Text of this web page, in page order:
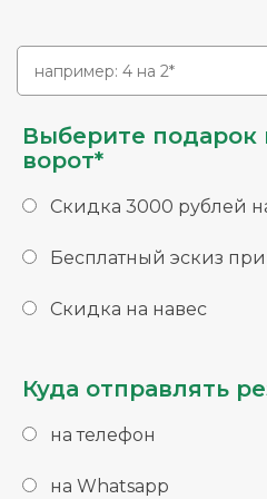
Выберите подарок
ворот*
Скидка 3000 рублей
Бесплатный эскиз при
Скидка на навес
Куда отправлять
на телефон
на Whatsapp